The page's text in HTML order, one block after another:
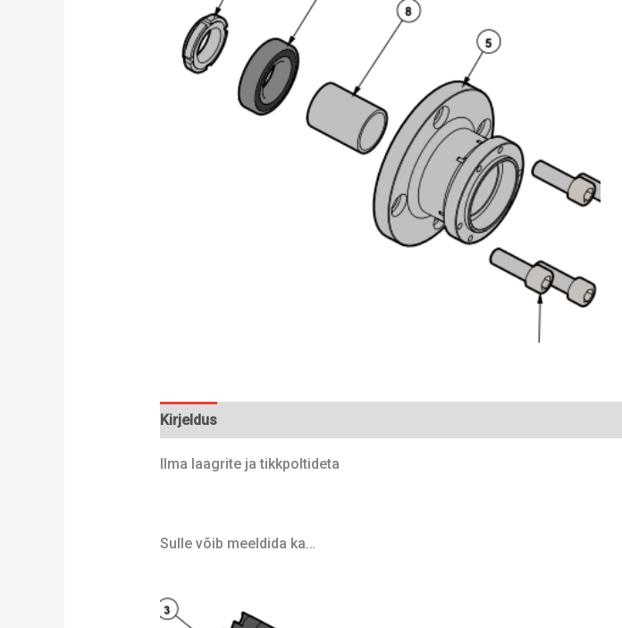
Kirjeldus
Ilma laagrite ja tikkpoltideta
Sulle võib meeldida ka…